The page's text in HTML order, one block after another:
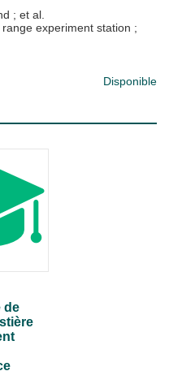
; et al.
experiment station ;
Disponible
de